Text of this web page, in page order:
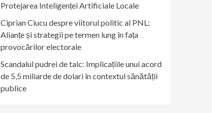
Protejarea Inteligenței Artificiale Locale
Ciprian Ciucu despre viitorul politic al PNL:
Alianțe și strategii pe termen lung în fața
provocărilor electorale
Scandalul pudrei de talc: Implicațiile unui acord
de 5,5 miliarde de dolari în contextul sănătății
publice